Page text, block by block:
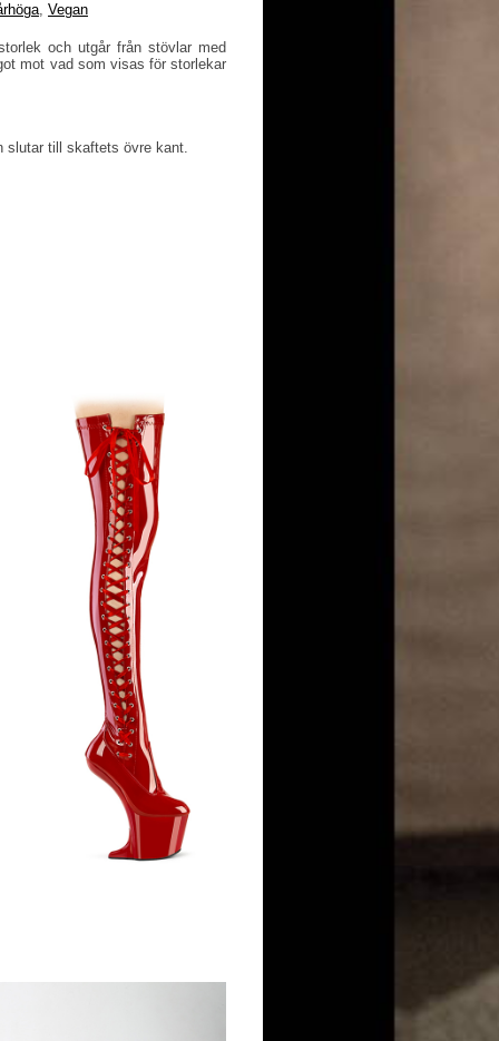
, Vegan
och utgår från stövlar med
mot vad som visas för storlekar
slutar till skaftets övre kant.